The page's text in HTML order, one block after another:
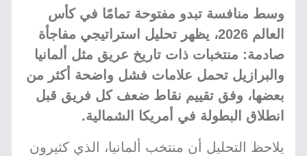
وسط منافسة تبدو مفتوحة تمامًا في كأس
العالم 2026، يظهر تحليل استراتيجي مفاجأة
صادمة: منتخبات ذات تاريخ عريق مثل ألمانيا
والبرازيل تحمل علامات فشل واضحة أكثر من
بعضها، وفق تقييم نقاط ضعف كل فريق قبل
انطلاق البطولة في أمريكا الشمالية.
يلاحظ التحليل أن منتخب ألمانيا، الذي كثيرون